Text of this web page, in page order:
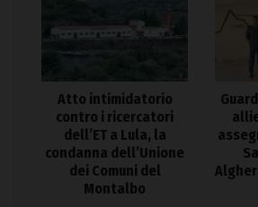
Atto intimidatorio
contro i ricercatori
dell’ET a Lula, la
condanna dell’Unione
dei Comuni del
Montalbo